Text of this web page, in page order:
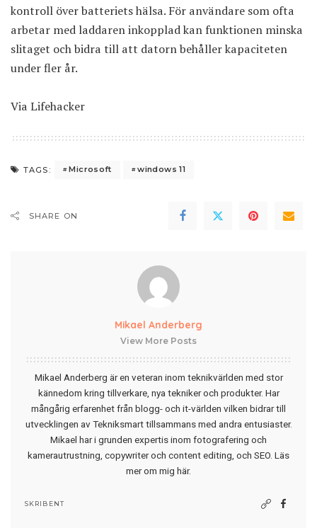
kontroll över batteriets hälsa. För användare som ofta
arbetar med laddaren inkopplad kan funktionen minska
slitaget och bidra till att datorn behåller kapaciteten
under fler år.
Via Lifehacker
TAGS: Microsoft windows 11
SHARE ON
Mikael Anderberg
View More Posts
Mikael Anderberg är en veteran inom teknikvärlden med stor
kännedom kring tillverkare, nya tekniker och produkter. Har
mångårig erfarenhet från blogg- och it-världen vilken bidrar till
utvecklingen av Tekniksmart tillsammans med andra entusiaster.
Mikael har i grunden expertis inom fotografering och
kamerautrustning, copywriter och content editing, och SEO. Läs
mer om mig här.
SKRIBENT